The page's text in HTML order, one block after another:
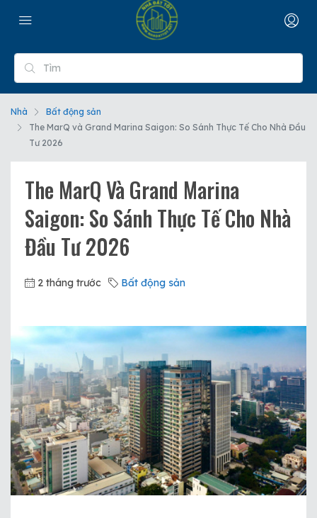
Nhà
Bất động sản
The MarQ và Grand Marina Saigon: So Sánh Thực Tế Cho Nhà Đầu
Tư 2026
The MarQ Và Grand Marina
Saigon: So Sánh Thực Tế Cho Nhà
Đầu Tư 2026
2 tháng trước Bất động sản